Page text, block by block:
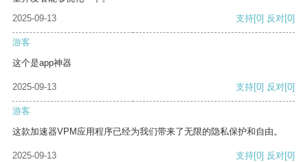
2025-09-13
支持[0] 反对[0]
游客
这个是app神器
2025-09-13 支持[0] 反对[0]
游客
这款加速器VPM应用程序已经为我们带来了无限的隐私保护和自由。
2025-09-13 支持[0] 反对[0]